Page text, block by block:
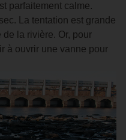
parfaitement calme.
La tentation est grande
de la rivière. Or, pour
à ouvrir une vanne pour